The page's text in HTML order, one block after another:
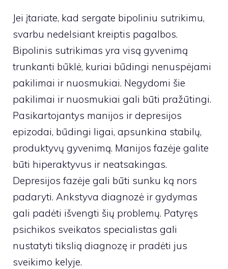
Jei įtariate, kad sergate bipoliniu sutrikimu,
svarbu nedelsiant kreiptis pagalbos.
Bipolinis sutrikimas yra visą gyvenimą
trunkanti būklė, kuriai būdingi nenuspėjami
pakilimai ir nuosmukiai. Negydomi šie
pakilimai ir nuosmukiai gali būti pražūtingi.
Pasikartojantys manijos ir depresijos
epizodai, būdingi ligai, apsunkina stabilų,
produktyvų gyvenimą. Manijos fazėje galite
būti hiperaktyvus ir neatsakingas.
Depresijos fazėje gali būti sunku ką nors
padaryti. Ankstyva diagnozė ir gydymas
gali padėti išvengti šių problemų. Patyręs
psichikos sveikatos specialistas gali
nustatyti tikslią diagnozę ir pradėti jus
sveikimo kelyje.